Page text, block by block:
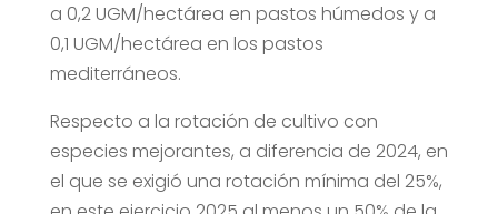
a 0,2 UGM/hectárea en pastos húmedos y a
0,1 UGM/hectárea en los pastos
mediterráneos.
Respecto a la rotación de cultivo con
especies mejorantes, a diferencia de 2024, en
el que se exigió una rotación mínima del 25%,